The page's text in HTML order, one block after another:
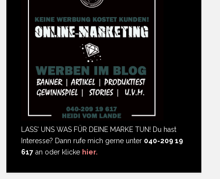
LASS' UNS WAS FÜR DEINE MARKE TUN! Du hast
Interesse? Dann rufe mich gerne unter 040-209 19
617 an oder klicke hier.